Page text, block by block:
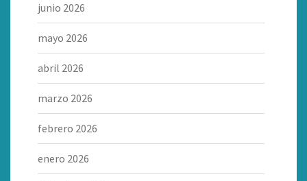
junio 2026
mayo 2026
abril 2026
marzo 2026
febrero 2026
enero 2026